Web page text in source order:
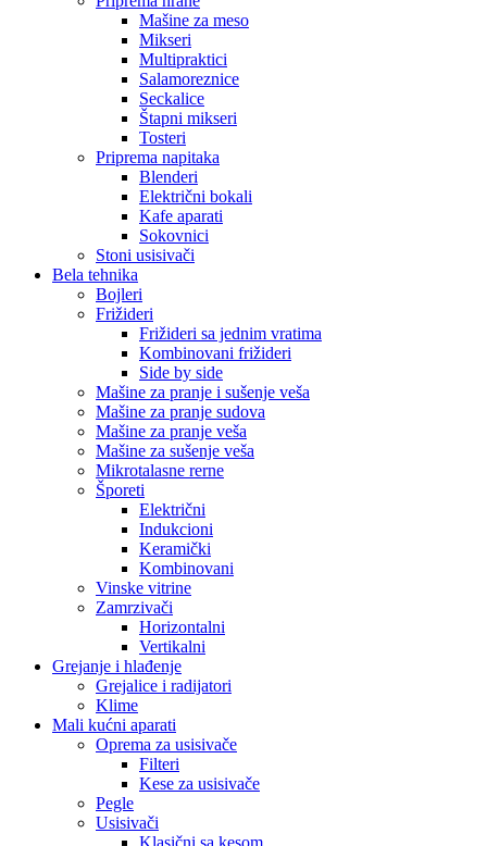
Mašine za meso
Mikseri
Multipraktici
Salamoreznice
Seckalice
Štapni mikseri
Tosteri
Priprema napitaka
Blenderi
Električni bokali
Kafe aparati
Sokovnici
Stoni usisivači
Bela tehnika
Bojleri
Frižideri
Frižideri sa jednim vratima
Kombinovani frižideri
Side by side
Mašine za pranje i sušenje veša
Mašine za pranje sudova
Mašine za pranje veša
Mašine za sušenje veša
Mikrotalasne rerne
Šporeti
Električni
Indukcioni
Keramički
Kombinovani
Vinske vitrine
Zamrzivači
Horizontalni
Vertikalni
Grejanje i hlađenje
Grejalice i radijatori
Klime
Mali kućni aparati
Oprema za usisivače
Filteri
Kese za usisivače
Pegle
Usisivači
Klasični sa kesom